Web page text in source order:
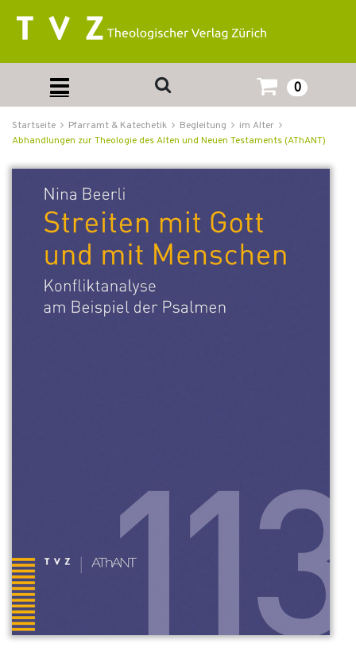
0
Startseite Pfarramt & Katechetik Begleitung
im Alter
Abhandlungen zur Theologie des Alten und Neuen Testaments (AThANT)